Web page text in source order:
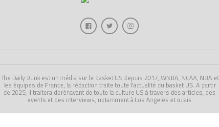
The Daily Dunk est un média sur le basket US depuis 2017, WNBA, NCAA, NBA et
les équipes de France, la rédaction traite toute l'actualité du basket US. A partir
de 2025, il traitera dorénavant de toute la culture US à travers des articles, des
events et des interviews, notamment à Los Angeles et ouais